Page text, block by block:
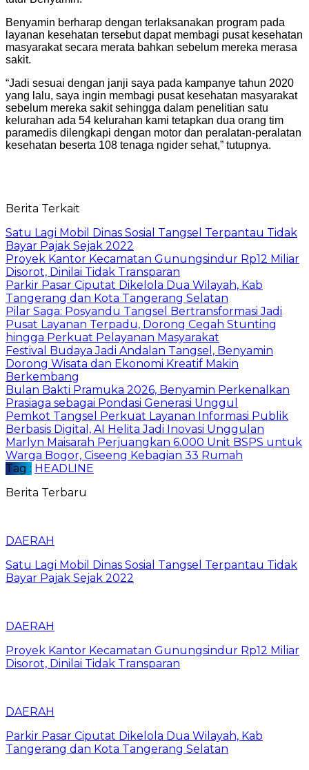
Benyamin berharap dengan terlaksanakan program pada
layanan kesehatan tersebut dapat membagi pusat kesehatan
masyarakat secara merata bahkan sebelum mereka merasa
sakit.
“Jadi sesuai dengan janji saya pada kampanye tahun 2020
yang lalu, saya ingin membagi pusat kesehatan masyarakat
sebelum mereka sakit sehingga dalam penelitian satu
kelurahan ada 54 kelurahan kami tetapkan dua orang tim
paramedis dilengkapi dengan motor dan peralatan-peralatan
kesehatan beserta 108 tenaga ngider sehat,” tutupnya.
Berita Terkait
Satu Lagi Mobil Dinas Sosial Tangsel Terpantau Tidak
Bayar Pajak Sejak 2022
Proyek Kantor Kecamatan Gunungsindur Rp12 Miliar
Disorot, Dinilai Tidak Transparan
Parkir Pasar Ciputat Dikelola Dua Wilayah, Kab
Tangerang dan Kota Tangerang Selatan
Pilar Saga: Posyandu Tangsel Bertransformasi Jadi
Pusat Layanan Terpadu, Dorong Cegah Stunting
hingga Perkuat Pelayanan Masyarakat
Festival Budaya Jadi Andalan Tangsel, Benyamin
Dorong Wisata dan Ekonomi Kreatif Makin
Berkembang
Bulan Bakti Pramuka 2026, Benyamin Perkenalkan
Prasiaga sebagai Pondasi Generasi Unggul
Pemkot Tangsel Perkuat Layanan Informasi Publik
Berbasis Digital, AI Helita Jadi Inovasi Unggulan
Marlyn Maisarah Perjuangkan 6.000 Unit BSPS untuk
Warga Bogor, Ciseeng Kebagian 33 Rumah
Tag : HEADLINE
Berita Terbaru
DAERAH
Satu Lagi Mobil Dinas Sosial Tangsel Terpantau Tidak
Bayar Pajak Sejak 2022
DAERAH
Proyek Kantor Kecamatan Gunungsindur Rp12 Miliar
Disorot, Dinilai Tidak Transparan
DAERAH
Parkir Pasar Ciputat Dikelola Dua Wilayah, Kab
Tangerang dan Kota Tangerang Selatan